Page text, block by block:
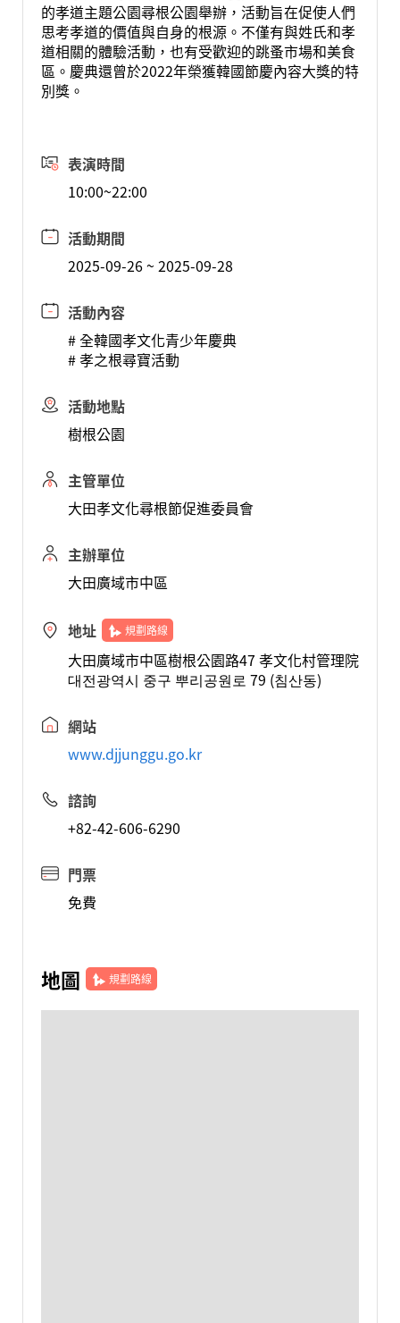
的孝道主題公園尋根公園舉辦，活動旨在促使人們
思考孝道的價值與自身的根源。不僅有與姓氏和孝
道相關的體驗活動，也有受歡迎的跳蚤市場和美食
區。慶典還曾於2022年榮獲韓國節慶內容大獎的特
別獎。
表演時間
10:00~22:00
活動期間
2025-09-26 ~ 2025-09-28
活動內容
# 全韓國孝文化青少年慶典
# 孝之根尋寶活動
活動地點
樹根公園
主管單位
大田孝文化尋根節促進委員會
主辦單位
大田廣域市中區
地址 規劃路線
大田廣域市中區樹根公園路47 孝文化村管理院
대전광역시 중구 뿌리공원로 79 (침산동)
網站
www.djjunggu.go.kr
諮詢
+82-42-606-6290
門票
免費
地圖 規劃路線